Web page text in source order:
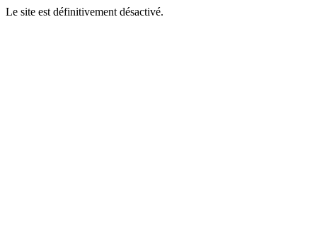
Le site est définitivement désactivé.